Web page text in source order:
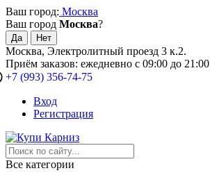
Ваш город: Москва
Ваш город Москва?
Москва, Электролитный проезд 3 к.2.
Приём заказов: ежедневно с 09:00 до 21:00
+7 (993) 356-74-75
Вход
Регистрация
Все категории